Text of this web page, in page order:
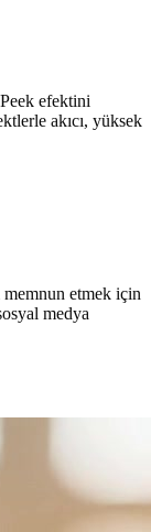
efektini
akıcı, yüksek
etmek için
medya